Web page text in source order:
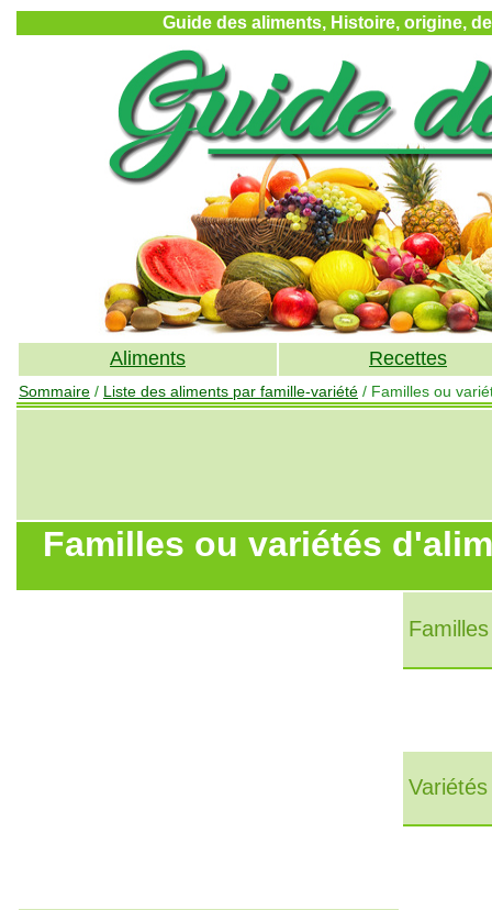
Guide des aliments, Histoire, origine,
Aliments Recettes
Sommaire / Liste des aliments par famille-variété / Familles ou
Familles ou variétés